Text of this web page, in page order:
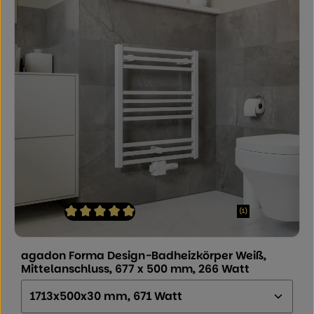
(1)
agadon Forma Design-Badheizkörper Weiß,
Mittelanschluss, 677 x 500 mm, 266 Watt
Größe (Höhe x Breite x Tiefe):